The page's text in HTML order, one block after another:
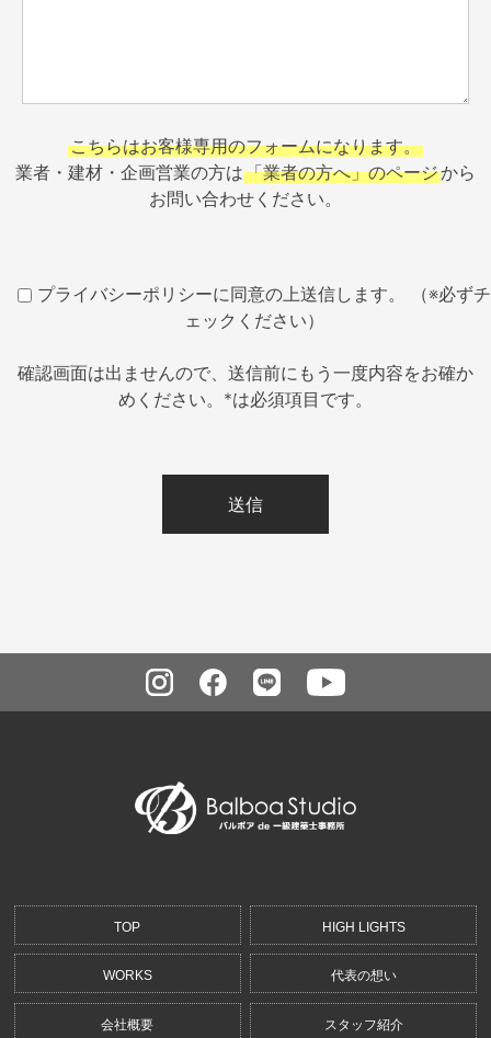
こちらはお客様専用のフォームになります。
業者・建材・企画営業の方は「業者の方へ」のページから
お問い合わせください。
プライバシーポリシーに同意の上送信します。 （※必ずチ
ェックください）
確認画面は出ませんので、送信前にもう一度内容をお確か
めください。*は必須項目です。
TOP HIGH LIGHTS
WORKS 代表の想い
会社概要 スタッフ紹介